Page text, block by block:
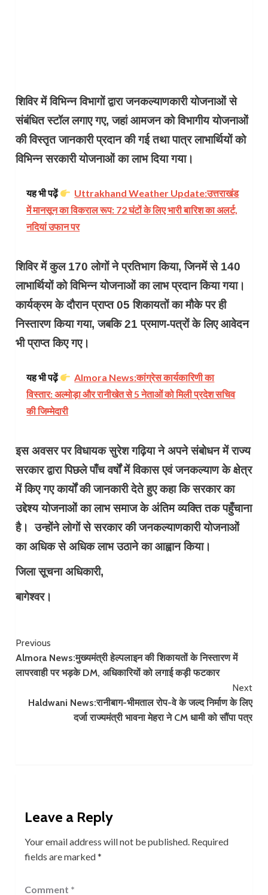
शिविर में विभिन्न विभागों द्वारा जनकल्याणकारी योजनाओं से
संबंधित स्टॉल लगाए गए, जहां आमजन को विभागीय योजनाओं
की विस्तृत जानकारी प्रदान की गई तथा पात्र लाभार्थियों को
विभिन्न सरकारी योजनाओं का लाभ दिया गया।
यह भी पढ़ें
Uttrakhand Weather Update:उत्तराखंड
में मानसून का विकराल रूप: 72 घंटों के लिए भारी बारिश का अलर्ट,
नदियां उफान पर
शिविर में कुल 170 लोगों ने प्रतिभाग किया, जिनमें से 140
लाभार्थियों को विभिन्न योजनाओं का लाभ प्रदान किया गया।
कार्यक्रम के दौरान प्राप्त 05 शिकायतों का मौके पर ही
निस्तारण किया गया, जबकि 21 प्रमाण-पत्रों के लिए आवेदन
भी प्राप्त किए गए।
यह भी पढ़ें
Almora News:कांग्रेस कार्यकारिणी का
विस्तार: अल्मोड़ा और रानीखेत से 5 नेताओं को मिली प्रदेश सचिव
की जिम्मेदारी
इस अवसर पर विधायक सुरेश गढ़िया ने अपने संबोधन में राज्य
सरकार द्वारा पिछले पाँच वर्षों में विकास एवं जनकल्याण के क्षेत्र
में किए गए कार्यों की जानकारी देते हुए कहा कि सरकार का
उद्देश्य योजनाओं का लाभ समाज के अंतिम व्यक्ति तक पहुँचाना
है। उन्होंने लोगों से सरकार की जनकल्याणकारी योजनाओं
का अधिक से अधिक लाभ उठाने का आह्वान किया।
जिला सूचना अधिकारी,
बागेश्वर।
Continue
Reading
Previous
Almora News:​मुख्यमंत्री हेल्पलाइन की शिकायतों के निस्तारण में
लापरवाही पर भड़के DM, अधिकारियों को लगाई कड़ी फटकार
Next
Haldwani News:रानीबाग-भीमताल रोप-वे के जल्द निर्माण के लिए
दर्जा राज्यमंत्री भावना मेहरा ने CM धामी को सौंपा पत्र
Leave a Reply
Your email address will not be published. Required
fields are marked*
Comment *